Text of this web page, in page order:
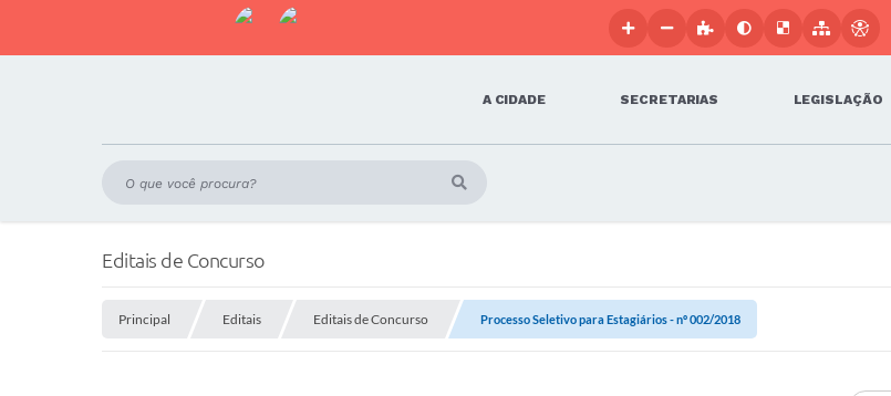
A CIDADE SECRETARIAS LEGISLAÇÃO
Editais de Concurso
Principal Editais Editais de Concurso Processo Seletivo para Estagiários - nº 002/2018